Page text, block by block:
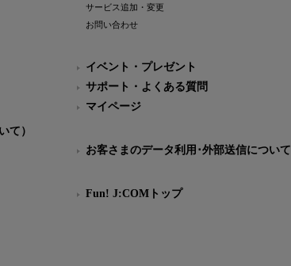
て）
サービス追加・変更
お問い合わせ
イベント・プレゼント
サポート・よくある質問
マイページ
お客さまのデータ利用･外部送信について
Fun! J:COMトップ